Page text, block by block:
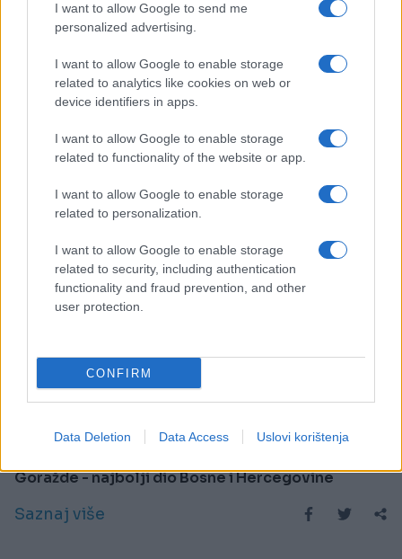
I want to allow Google to send me
personalized advertising.
I want to allow Google to enable storage
related to analytics like cookies on web or
device identifiers in apps.
I want to allow Google to enable storage
related to functionality of the website or app.
I want to allow Google to enable storage
related to personalization.
I want to allow Google to enable storage
related to security, including authentication
functionality and fraud prevention, and other
user protection.
CONFIRM
Data Deletion Data Access Uslovi korištenja
19.02.15. 20:40
Nick Gordon preklinje porodicu da mu dopuste da
vidi Bobbi
BOSNA I HERCEGOVINA
Goražde - najbolji dio Bosne i Hercegovine
Saznaj više